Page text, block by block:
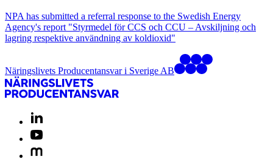
NPA has submitted a referral response to the Swedish Energy
Agency's report "Styrmedel för CCS och CCU – Avskiljning och
lagring respektive användning av koldioxid"
Näringslivets Producentansvar i Sverige AB